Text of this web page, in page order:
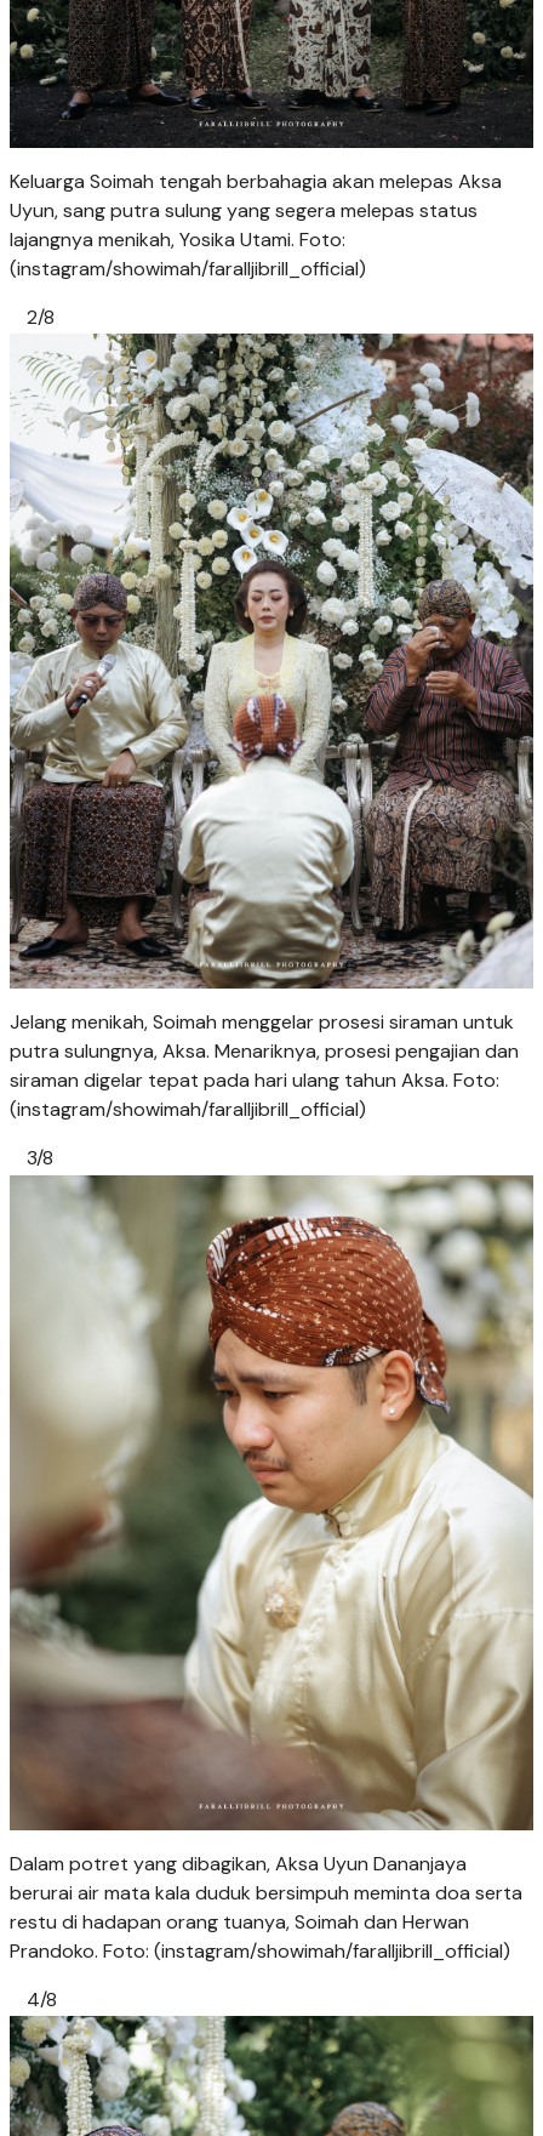
Keluarga Soimah tengah berbahagia akan melepas Aksa
Uyun, sang putra sulung yang segera melepas status
lajangnya menikah, Yosika Utami. Foto:
(instagram/showimah/faralljibrill_official)
2/8
Jelang menikah, Soimah menggelar prosesi siraman untuk
putra sulungnya, Aksa. Menariknya, prosesi pengajian dan
siraman digelar tepat pada hari ulang tahun Aksa. Foto:
(instagram/showimah/faralljibrill_official)
3/8
Dalam potret yang dibagikan, Aksa Uyun Dananjaya
berurai air mata kala duduk bersimpuh meminta doa serta
restu di hadapan orang tuanya, Soimah dan Herwan
Prandoko. Foto: (instagram/showimah/faralljibrill_official)
4/8